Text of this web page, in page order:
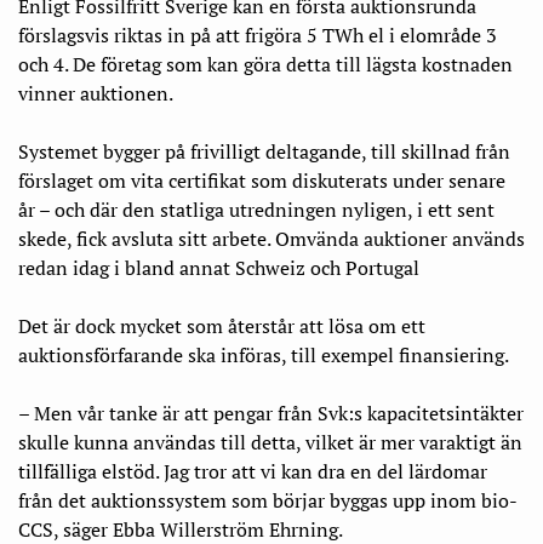
Enligt Fossilfritt Sverige kan en första auktionsrunda
förslagsvis riktas in på att frigöra 5 TWh el i elområde 3
och 4. De företag som kan göra detta till lägsta kostnaden
vinner auktionen.
Systemet bygger på frivilligt deltagande, till skillnad från
förslaget om vita certifikat som diskuterats under senare
år – och där den statliga utredningen nyligen, i ett sent
skede, fick avsluta sitt arbete. Omvända auktioner används
redan idag i bland annat Schweiz och Portugal​
Det är dock mycket som återstår att lösa om ett
auktionsförfarande ska införas, till exempel finansiering.
– Men vår tanke är att pengar från Svk:s kapacitetsintäkter
skulle kunna användas till detta, vilket är mer varaktigt än
tillfälliga elstöd. Jag tror att vi kan dra en del lärdomar
från det auktionssystem som börjar byggas upp inom bio-
CCS, säger Ebba Willerström Ehrning.